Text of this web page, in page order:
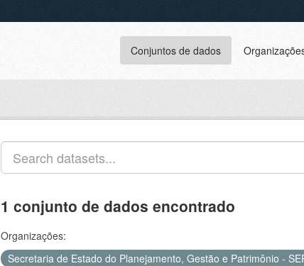
Conjuntos de dados
1 conjunto de dados encontrado
Organizações:
Secretaria de Estado do Planejamento, Gestão e Patrimônio -